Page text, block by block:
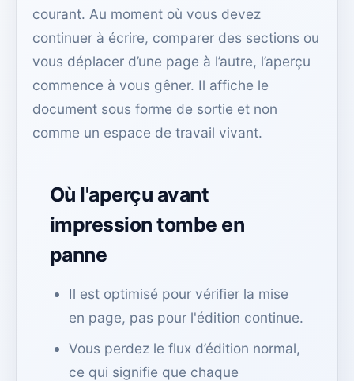
courant. Au moment où vous devez
continuer à écrire, comparer des sections ou
vous déplacer d’une page à l’autre, l’aperçu
commence à vous gêner. Il affiche le
document sous forme de sortie et non
comme un espace de travail vivant.
Où l'aperçu avant
impression tombe en
panne
Il est optimisé pour vérifier la mise
en page, pas pour l'édition continue.
Vous perdez le flux d’édition normal,
ce qui signifie que chaque